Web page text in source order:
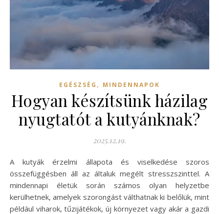
EGÉSZSÉG , MINDENNAPOK
Hogyan készítsünk házilag
nyugtatót a kutyánknak?
2025.12.19.
A kutyák érzelmi állapota és viselkedése szoros
összefüggésben áll az általuk megélt stresszszinttel. A
mindennapi életük során számos olyan helyzetbe
kerülhetnek, amelyek szorongást válthatnak ki belőlük, mint
például viharok, tűzijátékok, új környezet vagy akár a gazdi